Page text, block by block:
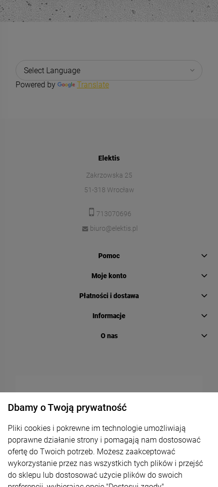
Powered by Translate
Elektis
Zakrzowska 25
51-318 Wrocław
713070696
biuro@elektis.pl
Pomoc
Moje konto
Płatności i dostawa
Informacje
O nas
Dbamy o Twoją prywatność
Pliki cookies i pokrewne im technologie umożliwiają
poprawne działanie strony i pomagają nam dostosować
ofertę do Twoich potrzeb. Możesz zaakceptować
wykorzystanie przez nas wszystkich tych plików i przejść
do sklepu lub dostosować użycie plików do swoich